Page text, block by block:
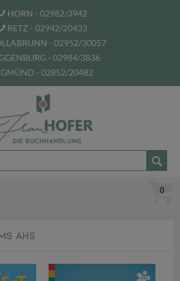
HORN - 02982/3942
RETZ - 02942/20433
- 02952/30057
- 02984/3836
GMÜND - 02852/20482
0
AHS